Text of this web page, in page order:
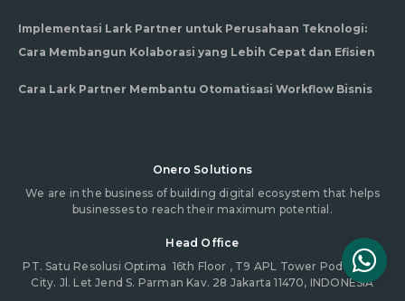
Implementasi Lark Partner untuk Perusahaan Teknologi:
Cara Membangun Kolaborasi yang Lebih Cepat dan Efisien
Cara Lark Partner Membantu Otomatisasi Workflow Bisnis
Onero Solutions
We are in the business of building digital ecosystem that helps
businesses to reach their maximum potential.
Head Office
PT. Satu Resolusi Optima 16th Floor , T9 APL Tower Podomoro
City. Jl. Let Jend S. Parman Kav. 28 Jakarta 11470, INDONESIA